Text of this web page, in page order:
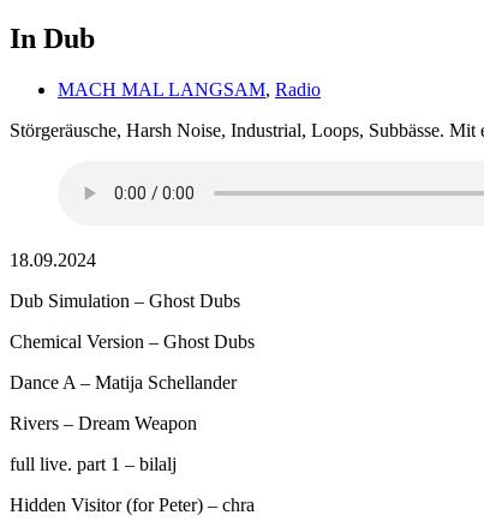
In Dub
MACH MAL LANGSAM, Radio
Störgeräusche, Harsh Noise, Industrial, Loops, Subbässe. Mit
18.09.2024
Dub Simulation – Ghost Dubs
Chemical Version – Ghost Dubs
Dance A – Matija Schellander
Rivers – Dream Weapon
full live. part 1 – bilalj
Hidden Visitor (for Peter) – chra